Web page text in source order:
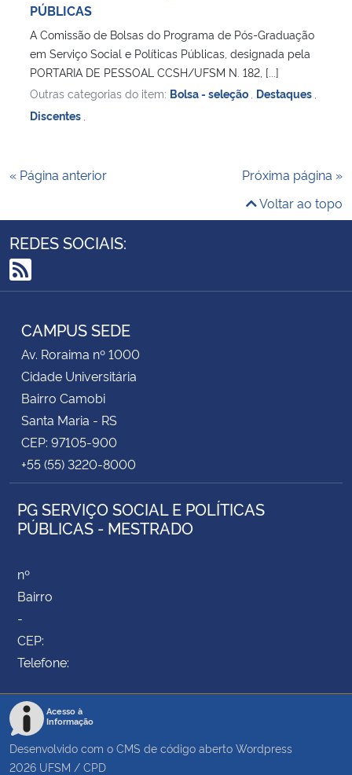
PÚBLICAS
A Comissão de Bolsas do Programa de Pós-Graduação
em Serviço Social e Políticas Públicas, designada pela
PORTARIA DE PESSOAL CCSH/UFSM N. 182, [...]
Outras categorias do item: Bolsa - seleção Destaques
Discentes
« Página anterior
Próxima página »
Voltar ao topo
REDES SOCIAIS:
RSS
CAMPUS SEDE
Av. Roraima nº 1000
Cidade Universitária
Bairro Camobi
Santa Maria - RS
CEP: 97105-900
+55 (55) 3220-8000
PG SERVIÇO SOCIAL E POLÍTICAS
PÚBLICAS - MESTRADO
nº
Bairro
-
CEP:
Telefone:
Acesso à
Informação
Desenvolvido com o CMS de código aberto Wordpress
2026 UFSM / CPD